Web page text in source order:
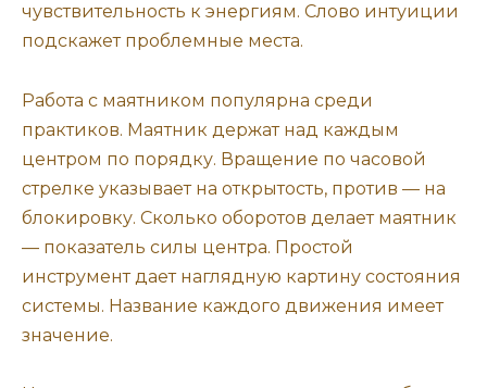
чувствительность к энергиям. Слово интуиции
подскажет проблемные места.
Работа с маятником популярна среди
практиков. Маятник держат над каждым
центром по порядку. Вращение по часовой
стрелке указывает на открытость, против — на
блокировку. Сколько оборотов делает маятник
— показатель силы центра. Простой
инструмент дает наглядную картину состояния
системы. Название каждого движения имеет
значение.